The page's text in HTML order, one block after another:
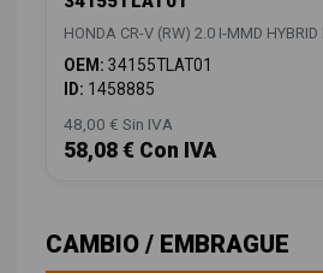
HONDA CR-V (RW) 2.0 I-MMD HYBRID
OEM: 34155TLAT01
ID: 1458885
48,00 € Sin IVA
58,08 € Con IVA
CAMBIO / EMBRAGUE